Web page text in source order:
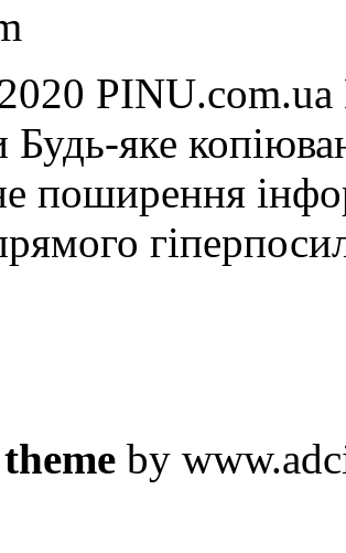
PINU.com.ua
Будь-яке
поширення
by